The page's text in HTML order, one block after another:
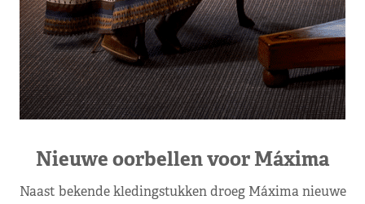
Nieuwe oorbellen voor Máxima
Naast bekende kledingstukken droeg Máxima nieuwe